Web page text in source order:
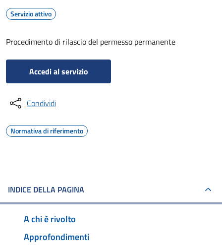
Servizio attivo
Procedimento di rilascio del permesso permanente
Accedi al servizio
Condividi
Normativa di riferimento
INDICE DELLA PAGINA
A chi è rivolto
Approfondimenti